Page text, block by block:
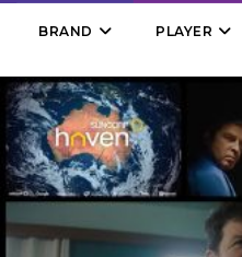
BRAND PLAYER